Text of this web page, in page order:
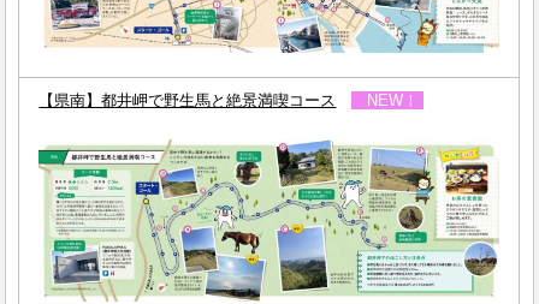
【県南】都井岬で野生馬と絶景満喫コース NEW！